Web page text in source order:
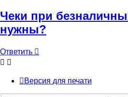
Чеки при
нужны?
Ответить
Версия для печати